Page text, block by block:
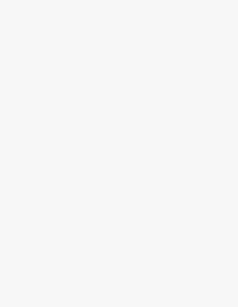
Perhatian Disdikpora